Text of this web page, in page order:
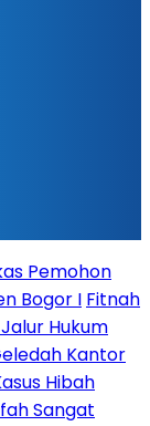
Pemohon
Bogor I Fitnah
Hukum
Kantor
Hibah
Sangat